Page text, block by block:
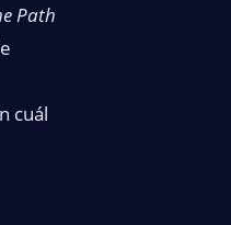
Path
cuál